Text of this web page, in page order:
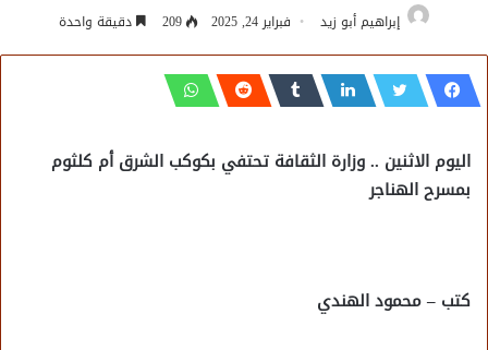
إبراهيم أبو زيد فبراير 24, 2025 209 دقيقة واحدة
اليوم الاثنين .. وزارة الثقافة تحتفي بكوكب الشرق أم كلثوم
بمسرح الهناجر
كتب – محمود الهندي